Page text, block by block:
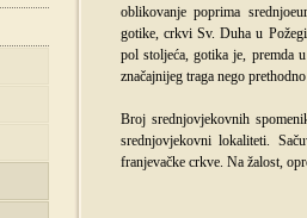
oblikovanje poprima
gotike, crkvi Sv. Duha u
pol stoljeća, gotika je, premda
značajnijeg traga nego
Broj srednjovjekovnih
srednjovjekovni lokaliteti.
franjevačke crkve. Na žalost,